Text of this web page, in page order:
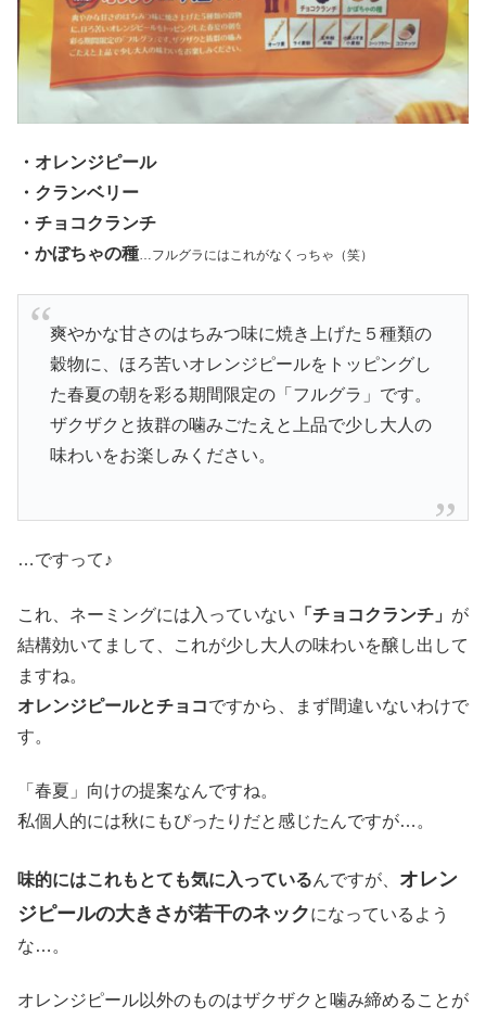
・オレンジピール
・クランベリー
・チョコクランチ
・かぼちゃの種…フルグラにはこれがなくっちゃ（笑）
爽やかな甘さのはちみつ味に焼き上げた５種類の
穀物に、ほろ苦いオレンジピールをトッピングし
た春夏の朝を彩る期間限定の「フルグラ」です。
ザクザクと抜群の噛みごたえと上品で少し大人の
味わいをお楽しみください。
…ですって♪
これ、ネーミングには入っていない 「チョコクランチ」 が
結構効いてまして、これが少し大人の味わいを醸し出して
ますね。
オレンジピールとチョコですから、まず間違いないわけで
す。
「春夏」向けの提案なんですね。
私個人的には秋にもぴったりだと感じたんですが…。
味的にはこれもとても気に入っているんですが、 オレン
ジピールの大きさが若干のネックになっているよう
な…。
オレンジピール以外のものはザクザクと噛み締めることが